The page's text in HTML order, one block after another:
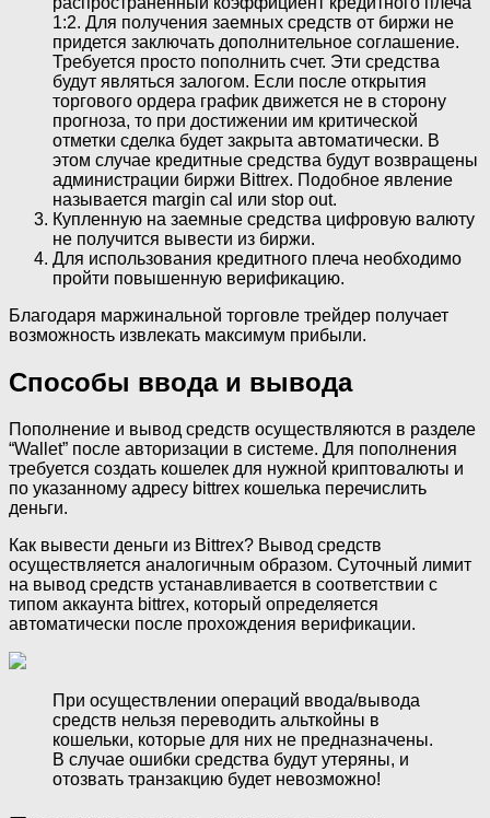
1:2. Для получения заемных средств от биржи не
придется заключать дополнительное соглашение.
Требуется просто пополнить счет. Эти средства
будут являться залогом. Если после открытия
торгового ордера график движется не в сторону
прогноза, то при достижении им критической
отметки сделка будет закрыта автоматически. В
этом случае кредитные средства будут возвращены
администрации биржи Bittrex. Подобное явление
называется margin cal или stop out.
Купленную на заемные средства цифровую валюту
не получится вывести из биржи.
Для использования кредитного плеча необходимо
пройти повышенную верификацию.
Благодаря маржинальной торговле трейдер получает
возможность извлекать максимум прибыли.
Способы ввода и вывода
Пополнение и вывод средств осуществляются в разделе
“Wallet” после авторизации в системе. Для пополнения
требуется создать кошелек для нужной криптовалюты и
по указанному адресу bittrex кошелька перечислить
деньги.
Как вывести деньги из Bittrex? Вывод средств
осуществляется аналогичным образом. Суточный лимит
на вывод средств устанавливается в соответствии с
типом аккаунта bittrex, который определяется
автоматически после прохождения верификации.
При осуществлении операций ввода/вывода
средств нельзя переводить альткойны в
кошельки, которые для них не предназначены.
В случае ошибки средства будут утеряны, и
отозвать транзакцию будет невозможно!